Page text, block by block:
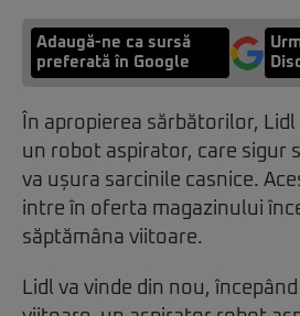
Adaugă-ne ca sursă
preferată în Google
În apropierea sărbătorilor,
un robot aspirator, care sigur
va ușura sarcinile casnice.
intre în oferta magazinului
săptămâna viitoare.
Lidl va vinde din nou,